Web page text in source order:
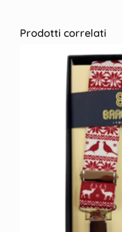
Prodotti correlati